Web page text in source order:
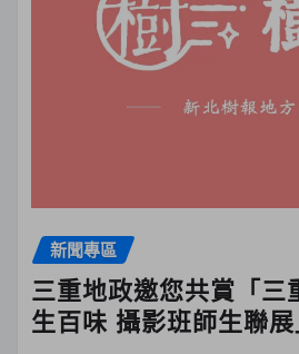
新聞專區
三重地政邀您共賞「三
生百味 攝影班師生聯展